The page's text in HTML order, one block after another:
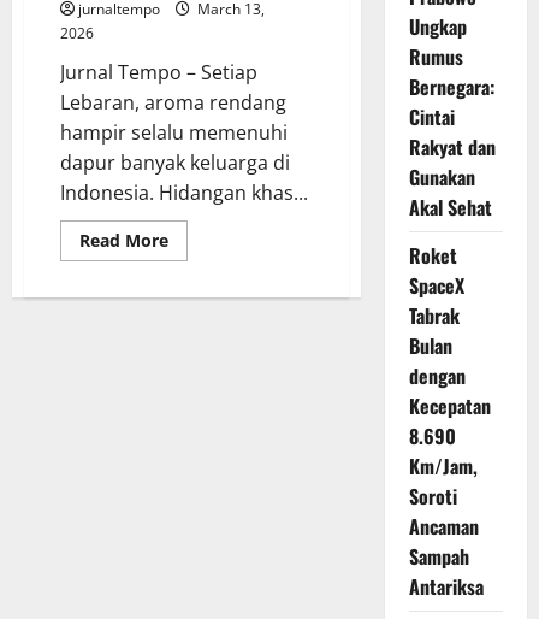
jurnaltempo
March 13,
2026
Jurnal Tempo – Setiap
Lebaran, aroma rendang
hampir selalu memenuhi
dapur banyak keluarga di
Indonesia. Hidangan khas...
Read MoreRead
more
Memanaskan
Ungkap
Rumus
Bernegara:
Cintai
Rakyat dan
Gunakan
Akal Sehat
Roket
SpaceX
Tabrak
Bulan
dengan
Kecepatan
8.690
Km/Jam,
Soroti
Ancaman
Sampah
Antariksa